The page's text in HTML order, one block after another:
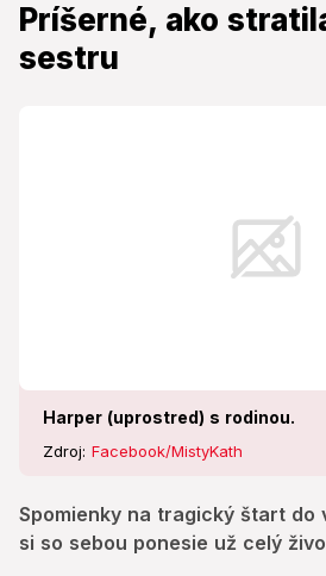
Príšerné, ako
sestru
Harper (uprostred) s rodinou.
Zdroj: Facebook/MistyKath
Spomienky na tragický štart do
si so sebou ponesie už celý
Spomienky na tragický štart do